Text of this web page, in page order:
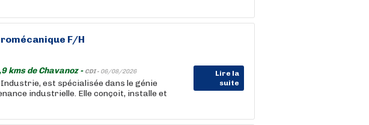
F/H
kms de Chavanoz - CDI - 06/08/2026
Lire la
suite
est spécialisée dans le génie
industrielle. Elle conçoit, installe et